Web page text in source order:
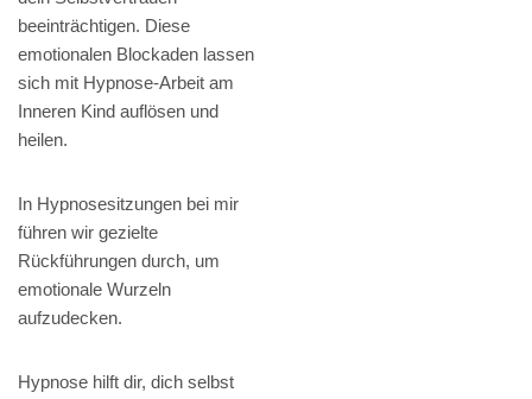
beeinträchtigen. Diese
emotionalen Blockaden lassen
sich mit Hypnose-Arbeit am
Inneren Kind auflösen und
heilen.
In Hypnosesitzungen bei mir
führen wir gezielte
Rückführungen durch, um
emotionale Wurzeln
aufzudecken.
Hypnose hilft dir, dich selbst